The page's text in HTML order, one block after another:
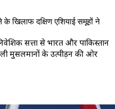
के खिलाफ दक्षिण एशियाई समूहों ने
सत्ता से भारत और पाकिस्तान
मुसलमानों के उत्पीड़न की ओर